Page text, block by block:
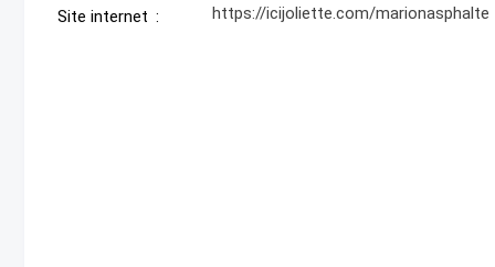
Site internet
https://icijoliette.com/marionasphalte